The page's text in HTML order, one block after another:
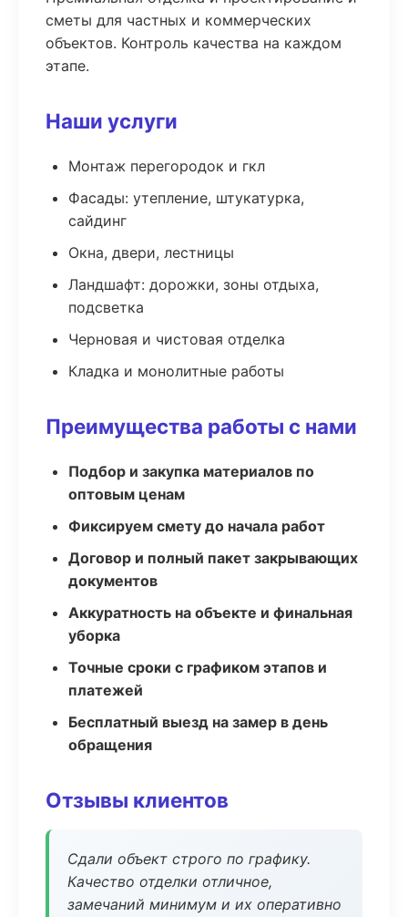
сметы для частных и коммерческих
объектов. Контроль качества на каждом
этапе.
Наши услуги
Монтаж перегородок и гкл
Фасады: утепление, штукатурка,
сайдинг
Окна, двери, лестницы
Ландшафт: дорожки, зоны отдыха,
подсветка
Черновая и чистовая отделка
Кладка и монолитные работы
Преимущества работы с нами
Подбор и закупка материалов по
оптовым ценам
Фиксируем смету до начала работ
Договор и полный пакет закрывающих
документов
Аккуратность на объекте и финальная
уборка
Точные сроки с графиком этапов и
платежей
Бесплатный выезд на замер в день
обращения
Отзывы клиентов
Сдали объект строго по графику.
Качество отделки отличное,
замечаний минимум и их оперативно